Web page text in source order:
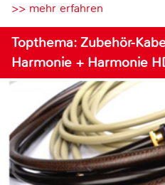
>> mehr erfahren
Topthema: Zubehör-
Harmonie + Harmonie